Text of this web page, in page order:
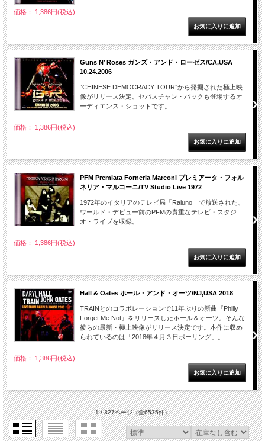
価格： 1,386円(税込)
Guns N’ Roses ガンズ・アンド・ローゼス/CA,USA
10.24.2006
“CHINESE DEMOCRACY TOUR”から発掘された極上映
像がリリース決定。セバスチャン・バックも登場するオ
ーディエンス・ショットです。
価格： 1,386円(税込)
PFM Premiata Forneria Marconi プレミアータ・フォル
ネリア・マルコーニ/TV Studio Live 1972
1972年のイタリアのテレビ局「Raiuno」で放送された、
ワールド・デビュー前のPFMの貴重なテレビ・スタジ
オ・ライブを収録。
価格： 1,386円(税込)
Hall & Oates ホール・アンド・オーツ/NJ,USA 2018
TRAINとのコラボレーションで11年ぶりの新曲『Philly
Forget Me Not』をリリースしたホール＆オーツ。そんな
彼らの最新・極上映像がリリース決定です。本作に収め
られているのは「2018年４月３日ポーリング」。
価格： 1,386円(税込)
1 / 327ページ（全6535件）